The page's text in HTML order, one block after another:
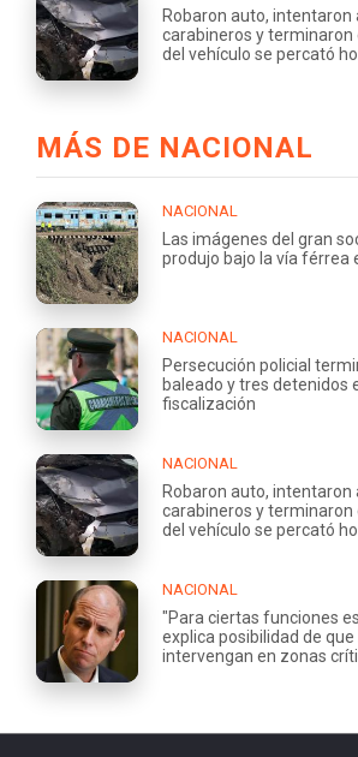
Robaron auto, intentaron
carabineros y terminaron
del vehículo se percató
MÁS DE NACIONAL
NACIONAL
Las imágenes del gran
produjo bajo la vía férrea
NACIONAL
Persecución policial
baleado y tres detenidos
fiscalización
NACIONAL
Robaron auto, intentaron
carabineros y terminaron
del vehículo se percató
NACIONAL
"Para ciertas funciones
explica posibilidad de
intervengan en zonas